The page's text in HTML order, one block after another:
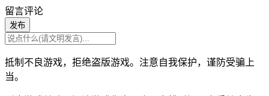
留言评论
发布
抵制不良游戏，拒绝盗版游戏。注意自我保护，谨防受骗上
当。